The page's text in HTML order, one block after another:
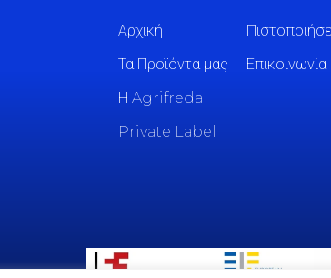
Αρχική
Τα Προϊόντα μας
Η Agrifreda
Private Label
Επικοινωνία